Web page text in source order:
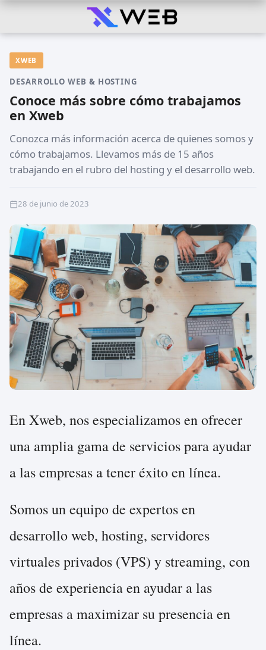
XWEB
DESARROLLO WEB & HOSTING
Conoce más sobre cómo trabajamos
en Xweb
Conozca más información acerca de quienes somos y
cómo trabajamos. Llevamos más de 15 años
trabajando en el rubro del hosting y el desarrollo web.
28 de junio de 2023
En Xweb, nos especializamos en ofrecer
una amplia gama de servicios para ayudar
a las empresas a tener éxito en línea.
Somos un equipo de expertos en
desarrollo web, hosting, servidores
virtuales privados (VPS) y streaming, con
años de experiencia en ayudar a las
empresas a maximizar su presencia en
línea.